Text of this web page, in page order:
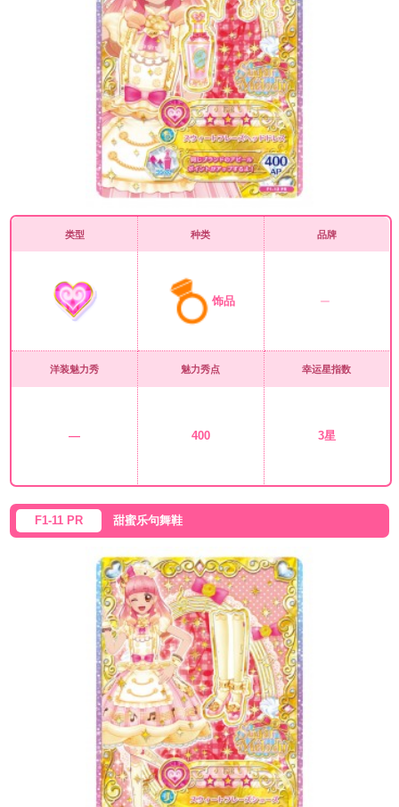
类型 种类
饰品
品牌
洋装魅力秀
—
魅力秀点
400
幸运星指数
3星
F1-11 PR 甜蜜乐句舞鞋